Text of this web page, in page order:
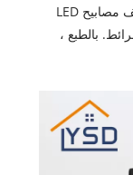
روز بير هو خيار رائع كهدية عيد الحب. يمكن لف مصابيح LED
بالطبع ،